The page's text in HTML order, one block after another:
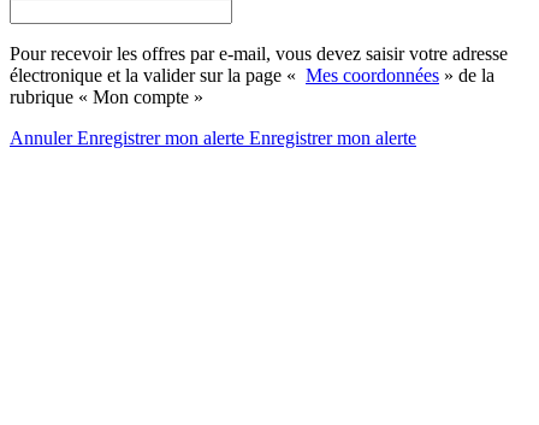
Pour recevoir les offres par e-mail, vous devez saisir votre adresse
électronique et la valider sur la page « Mes coordonnées » de la
rubrique « Mon compte »
AnnulerEnregistrer mon alerte Enregistrermon alerte